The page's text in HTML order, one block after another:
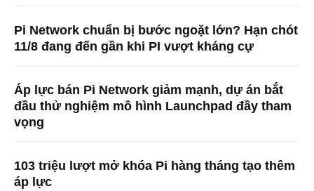
Pi Network chuẩn bị bước ngoặt lớn? Hạn chót
11/8 đang đến gần khi PI vượt kháng cự
Áp lực bán Pi Network giảm mạnh, dự án bắt
đầu thử nghiệm mô hình Launchpad đầy tham
vọng
103 triệu lượt mở khóa Pi hàng tháng tạo thêm
áp lực